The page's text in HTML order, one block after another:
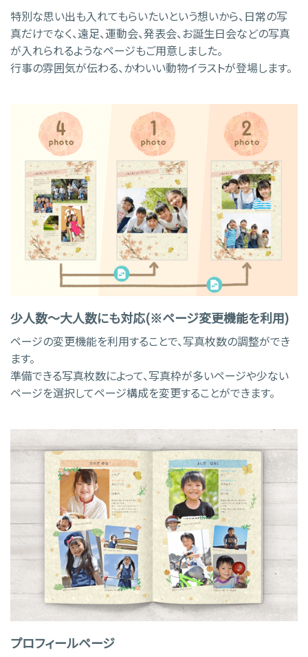
特別な思い出も入れてもらいたいという想いから、日常の写
真だけでなく、遠足、運動会、発表会、お誕生日会などの写真
が入れられるようなページもご用意しました。
行事の雰囲気が伝わる、かわいい動物イラストが登場します。
少人数～大人数にも対応(※ページ変更機能を利用)
ページの変更機能を利用することで、写真枚数の調整ができ
ます。
準備できる写真枚数によって、写真枠が多いページや少ない
ページを選択してページ構成を変更することができます。
プロフィールページ